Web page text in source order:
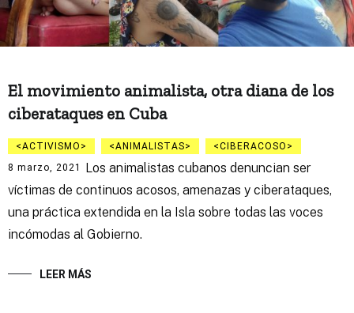
El movimiento animalista, otra diana de los
ciberataques en Cuba
ACTIVISMO ANIMALISTAS
CIBERACOSO
8 marzo, 2021
Los animalistas cubanos denuncian ser
víctimas de continuos acosos, amenazas y ciberataques,
una práctica extendida en la Isla sobre todas las voces
incómodas al Gobierno.
LEER MÁS